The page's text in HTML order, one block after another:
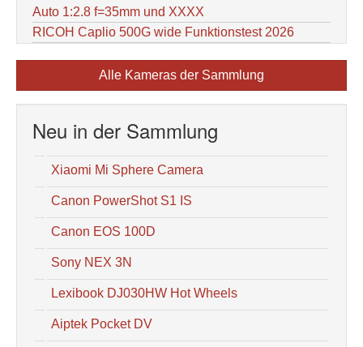
Auto 1:2.8 f=35mm und XXXX
RICOH Caplio 500G wide Funktionstest 2026
Alle Kameras der Sammlung
Neu in der Sammlung
Xiaomi Mi Sphere Camera
Canon PowerShot S1 IS
Canon EOS 100D
Sony NEX 3N
Lexibook DJ030HW Hot Wheels
Aiptek Pocket DV